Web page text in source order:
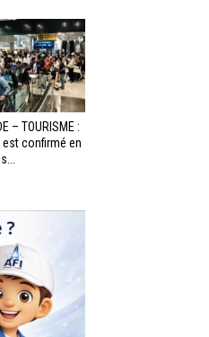
– TOURISME :
est confirmé en